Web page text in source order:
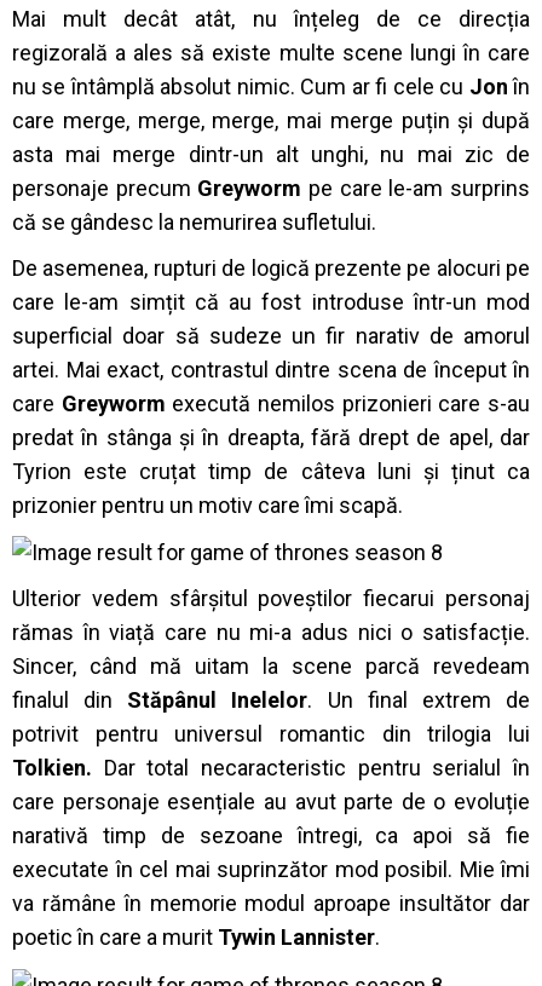
Mai mult decât atât, nu înțeleg de ce direcția
regizorală a ales să existe multe scene lungi în care
nu se întâmplă absolut nimic. Cum ar fi cele cu Jonîn
care merge, merge, merge, mai merge puțin și după
asta mai merge dintr-un alt unghi, nu mai zic de
personaje precum Greyworm pe care le-am surprins
că se gândesc la nemurirea sufletului.
De asemenea, rupturi de logică prezente pe alocuri pe
care le-am simțit că au fost introduse într-un mod
superficial doar să sudeze un fir narativ de amorul
artei. Mai exact, contrastul dintre scena de început în
care Greyworm execută nemilos prizonieri care s-au
predat în stânga și în dreapta, fără drept de apel, dar
Tyrion este cruțat timp de câteva luni și ținut ca
prizonier pentru un motiv care îmi scapă.
Ulterior vedem sfârșitul poveștilor fiecarui personaj
rămas în viață care nu mi-a adus nici o satisfacție.
Sincer, când mă uitam la scene parcă revedeam
finalul din Stăpânul Inelelor. Un final extrem de
potrivit pentru universul romantic din trilogia lui
Tolkien. Dar total necaracteristic pentru serialul în
care personaje esențiale au avut parte de o evoluție
narativă timp de sezoane întregi, ca apoi să fie
executate în cel mai suprinzător mod posibil. Mie îmi
va rămâne în memorie modul aproape insultător dar
poetic în care a murit Tywin Lannister.